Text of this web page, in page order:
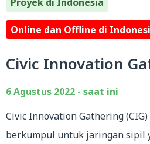
Online dan Offline di
Civic Innovation
6 Agustus 2022 - saat ini
Civic Innovation Gathering
berkumpul untuk jaringan sipil